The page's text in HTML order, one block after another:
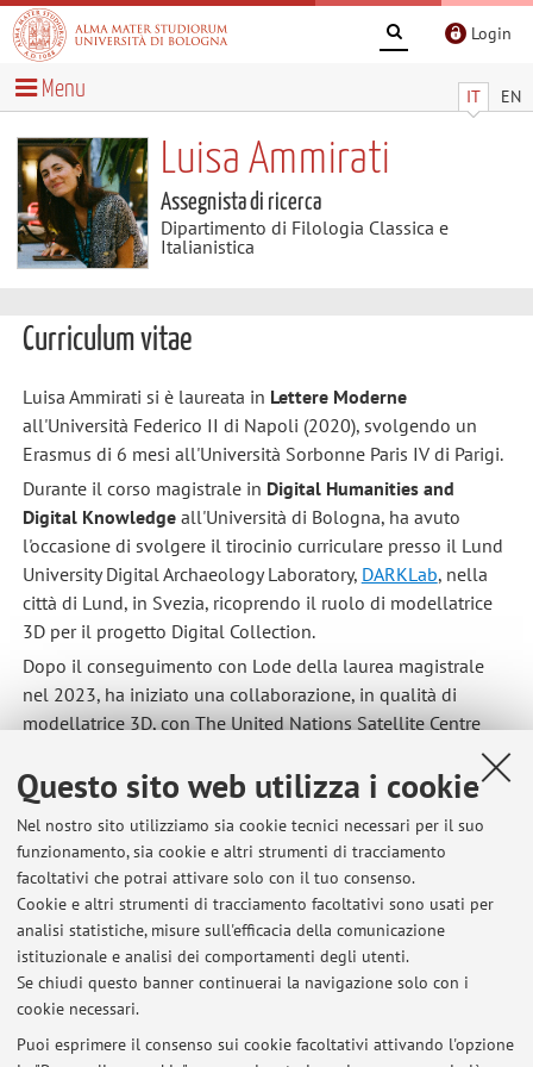
Questo sito web utilizza i cookie
Nel nostro sito utilizziamo sia cookie tecnici necessari per il suo
funzionamento, sia cookie e altri strumenti di tracciamento
facoltativi che potrai attivare solo con il tuo consenso.
Cookie e altri strumenti di tracciamento facoltativi sono usati per
analisi statistiche, misure sull'efficacia della comunicazione
istituzionale e analisi dei comportamenti degli utenti.
Se chiudi questo banner continuerai la navigazione solo con i
cookie necessari.
Puoi esprimere il consenso sui cookie facoltativi attivando l'opzione
Login
IT EN
Menu
Luisa Ammirati
Assegnista di ricerca
Dipartimento di Filologia Classica e
Italianistica
Curriculum vitae
Luisa Ammirati si è laureata in Lettere Moderne
all'Università Federico II di Napoli (2020), svolgendo un
Erasmus di 6 mesi all'Università Sorbonne Paris IV di Parigi.
Durante il corso magistrale in Digital Humanities and
Digital Knowledgeall'Università di Bologna, ha avuto
l'occasione di svolgere il tirocinio curriculare presso il Lund
University Digital Archaeology Laboratory, DARKLab, nella
città di Lund, in Svezia, ricoprendo il ruolo di modellatrice
3D per il progetto Digital Collection.
Dopo il conseguimento con Lode della laurea magistrale
nel 2023, ha iniziato una collaborazione, in qualità di
modellatrice 3D, con The United Nations Satellite Centre
2000. Tra i principali progetti a cui ha contribuito c'èDive
Into Heritage
Attualmente ricopre il ruolo di assegnista di ricerca presso il
dipartimento di Filologia Classica e Italianistica
dell'Università di Bologna, occupandosi di acquisizione 3d
reality-based, processing, rendering ed ottimizzazione per il
web del patrimonio culturale mediante tecnologie di
fotogrammetria, modellazione e web3d.